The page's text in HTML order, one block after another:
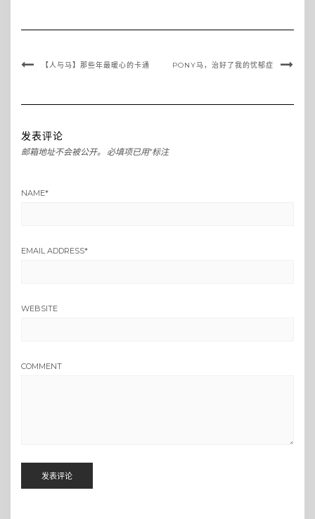
【人与马】那些年最暖心的卡通 PONY马，治好了我的忧郁症
发表评论
邮箱地址不会被公开。 必填项已用*标注
NAME*
EMAIL ADDRESS*
WEBSITE
COMMENT